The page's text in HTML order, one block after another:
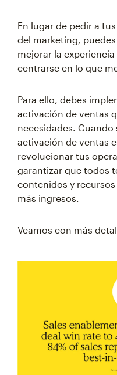
En lugar de pedir a
del marketing,
mejorar la
centrarse en lo que
Para ello, debes
activación de ventas
necesidades.
activación de ventas
revolucionar tus
garantizar que todos
contenidos y
más ingresos.
Veamos con más